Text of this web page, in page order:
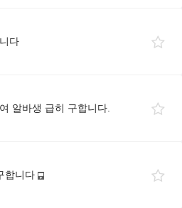
다
알바생 급히 구합니다.
합니다